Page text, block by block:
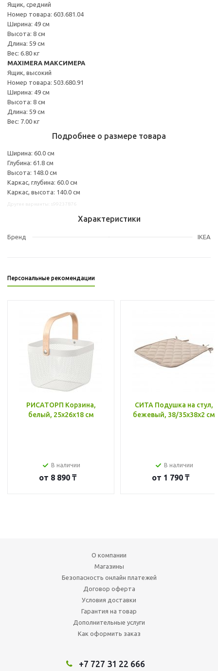
Ящик, средний
Номер товара: 603.681.04
Ширина: 49 см
Высота: 8 см
Длина: 59 см
Вес: 6.80 кг
MAXIMERA МАКСИМЕРА
Ящик, высокий
Номер товара: 503.680.91
Ширина: 49 см
Высота: 8 см
Длина: 59 см
Вес: 7.00 кг
Подробнее о размере товара
Ширина: 60.0 см
Глубина: 61.8 см
Высота: 148.0 см
Каркас, глубина: 60.0 см
Каркас, высота: 140.0 см
Характеристики
Бренд IKEA
Персональные рекомендации
РИСАТОРП Корзина,
белый, 25x26x18 см
В наличии
от 8 890 ₸
СИТА Подушка на стул,
бежевый, 38/35x38x2 см
В наличии
от 1 790 ₸
О компании
Магазины
Безопасность онлайн платежей
Договор оферта
Условия доставки
Гарантия на товар
Дополнительные услуги
Как оформить заказ
+7 727 31 22 666